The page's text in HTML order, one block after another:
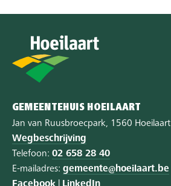
GEMEENTEHUIS HOEILAART
Jan van Ruusbroecpark, 1560 Hoeilaart
Wegbeschrijving
Telefoon: 02 658 28 40
E-mailadres: gemeente@hoeilaart.be